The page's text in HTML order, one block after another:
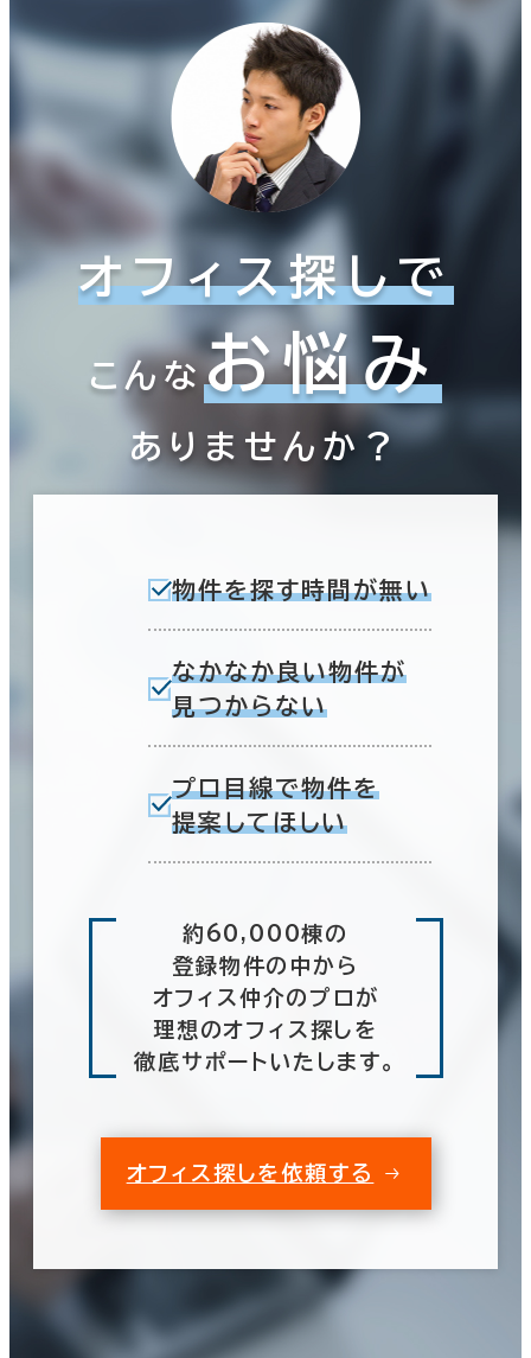
オフィス探しで
こんなお悩み
ありませんか？
物件を探す時間が無い
なかなか良い物件が
見つからない
プロ目線で物件を
提案してほしい
約60,000棟の
登録物件の中から
オフィス仲介のプロが
理想のオフィス探しを
徹底サポートいたします。
オフィス探しを依頼する